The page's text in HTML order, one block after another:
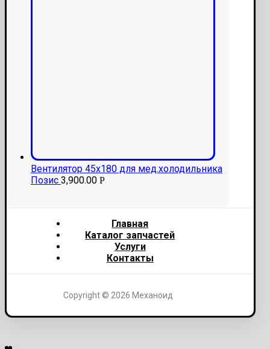
Вентилятор 45х180 для мед.холодильника
Позис 3,900.00 Р
Главная
Каталог запчастей
Услуги
Контакты
Copyright © 2026 Механоид